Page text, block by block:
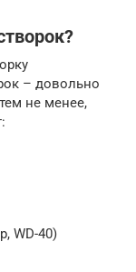
– довольно
не менее,
WD-40)